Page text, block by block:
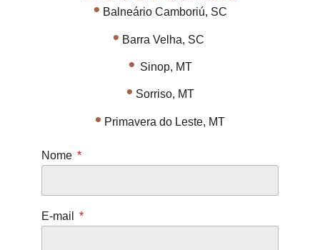
• Balneário Camboriú, SC
• Barra Velha, SC
• Sinop, MT
• Sorriso, MT
• Primavera do Leste, MT
Nome
E-mail